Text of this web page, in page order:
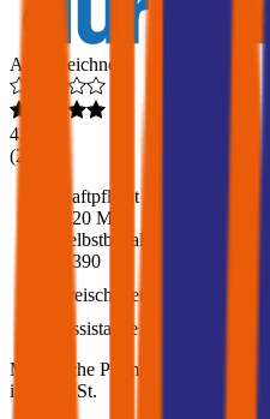
Ausgezeichnet
4,6
(217
Haftpflicht
€ 20 Mio.
Selbstbehalt Kasko
€ 390
Freischaden
Assistance
Monatliche Prämie
inkl. mVSt.